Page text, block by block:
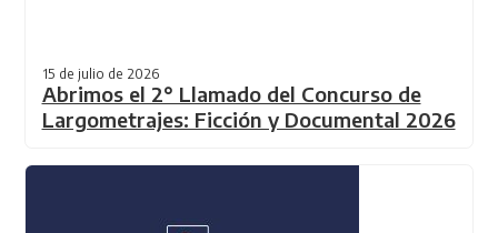
15 de julio de 2026
Abrimos el 2° Llamado del Concurso de
Largometrajes: Ficción y Documental 2026